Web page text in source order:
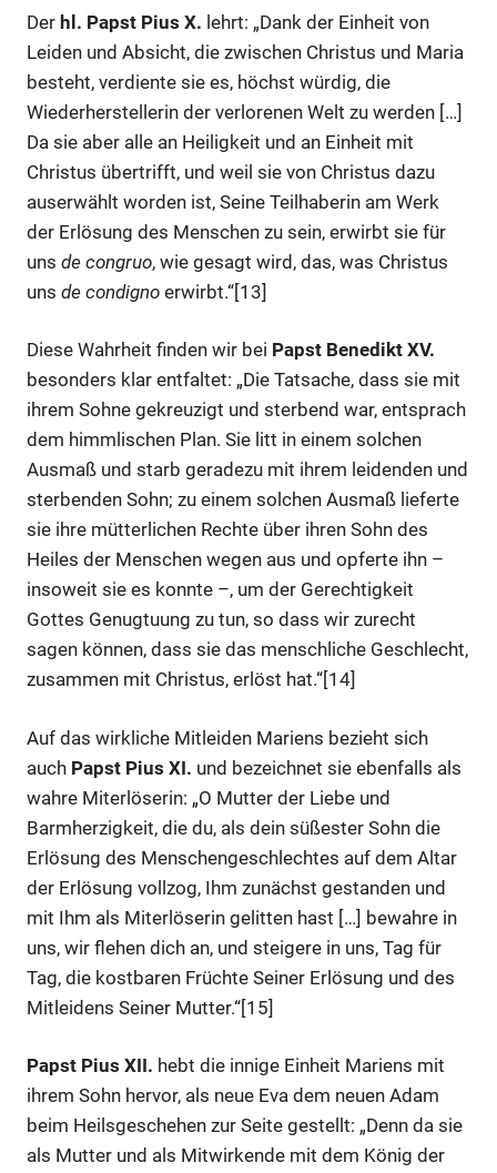
Der hl. Papst Pius X. lehrt: „Dank der Einheit von
Leiden und Absicht, die zwischen Christus und Maria
besteht, verdiente sie es, höchst würdig, die
Wiederherstellerin der verlorenen Welt zu werden […]
Da sie aber alle an Heiligkeit und an Einheit mit
Christus übertrifft, und weil sie von Christus dazu
auserwählt worden ist, Seine Teilhaberin am Werk
der Erlösung des Menschen zu sein, erwirbt sie für
uns de congruo, wie gesagt wird, das, was Christus
uns de condigno erwirbt.“[13]
Diese Wahrheit finden wir bei Papst Benedikt XV.
besonders klar entfaltet: „Die Tatsache, dass sie mit
ihrem Sohne gekreuzigt und sterbend war, entsprach
dem himmlischen Plan. Sie litt in einem solchen
Ausmaß und starb geradezu mit ihrem leidenden und
sterbenden Sohn; zu einem solchen Ausmaß lieferte
sie ihre mütterlichen Rechte über ihren Sohn des
Heiles der Menschen wegen aus und opferte ihn –
insoweit sie es konnte –, um der Gerechtigkeit
Gottes Genugtuung zu tun, so dass wir zurecht
sagen können, dass sie das menschliche Geschlecht,
zusammen mit Christus, erlöst hat.“[14]
Auf das wirkliche Mitleiden Mariens bezieht sich
auch Papst Pius XI. und bezeichnet sie ebenfalls als
wahre Miterlöserin: „O Mutter der Liebe und
Barmherzigkeit, die du, als dein süßester Sohn die
Erlösung des Menschengeschlechtes auf dem Altar
der Erlösung vollzog, Ihm zunächst gestanden und
mit Ihm als Miterlöserin gelitten hast […] bewahre in
uns, wir flehen dich an, und steigere in uns, Tag für
Tag, die kostbaren Früchte Seiner Erlösung und des
Mitleidens Seiner Mutter.“[15]
Papst Pius XII. hebt die innige Einheit Mariens mit
ihrem Sohn hervor, als neue Eva dem neuen Adam
beim Heilsgeschehen zur Seite gestellt: „Denn da sie
als Mutter und als Mitwirkende mit dem König der